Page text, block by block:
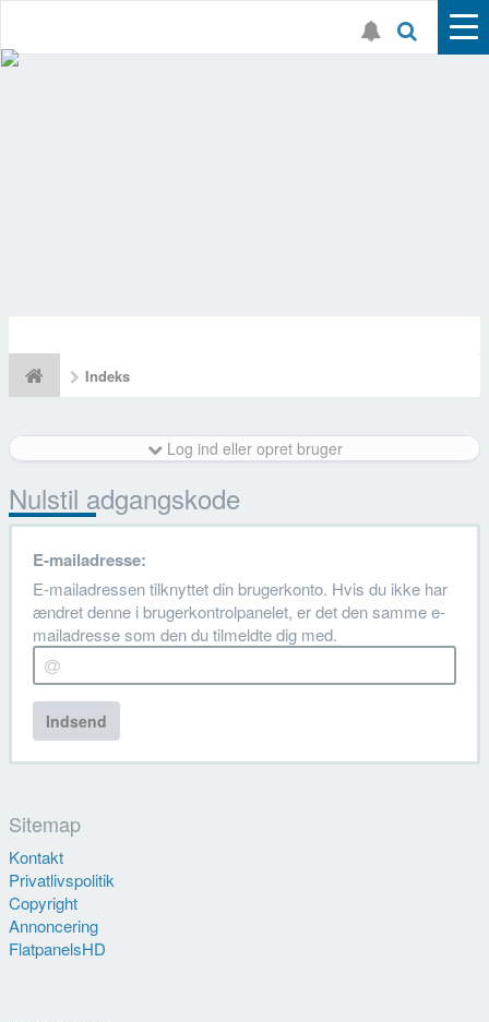
Indeks
Log ind eller opret bruger
Nulstil adgangskode
E-mailadresse:
E-mailadressen tilknyttet din brugerkonto. Hvis du ikke har
ændret denne i brugerkontrolpanelet, er det den samme e-
mailadresse som den du tilmeldte dig med.
Indsend
Sitemap
Kontakt
Privatlivspolitik
Copyright
Annoncering
FlatpanelsHD